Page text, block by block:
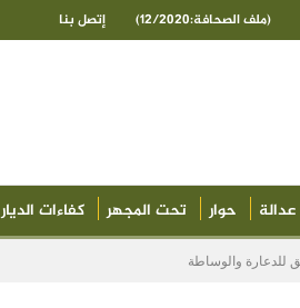
(ملف الصحافة:12/2020) إتصل بنا
عدالة حوار تحت المجهر كفاءات الديار